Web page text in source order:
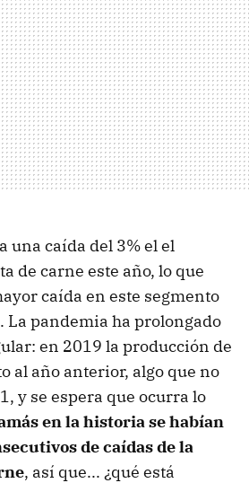
una caída del 3% el el
de carne este año, lo que
caída en este segmento
La pandemia ha prolongado
en 2019 la producción de
al año anterior, algo que no
y se espera que ocurra lo
en la historia se habían
de caídas de la
, así que... ¿qué está